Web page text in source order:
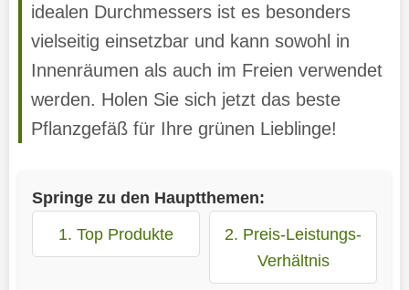
idealen Durchmessers ist es besonders
vielseitig einsetzbar und kann sowohl in
Innenräumen als auch im Freien verwendet
werden. Holen Sie sich jetzt das beste
Pflanzgefäß für Ihre grünen Lieblinge!
Springe zu den Hauptthemen:
1. Top Produkte
2. Preis-Leistungs-
Verhältnis